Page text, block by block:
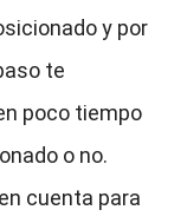
y por
te
poco tiempo
o no.
cuenta para